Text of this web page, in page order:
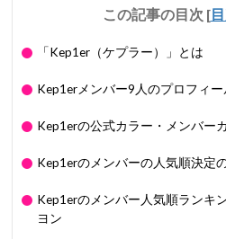
この記事の目次 [
「Kep1er（ケプラー）」とは
Kep1erメンバー9人のプロフィ
Kep1erの公式カラー・メンバー
Kep1erのメンバーの人気順決定
Kep1erのメンバー人気順ラン
ヨン